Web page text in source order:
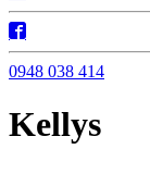
0948 038 414
Kellys